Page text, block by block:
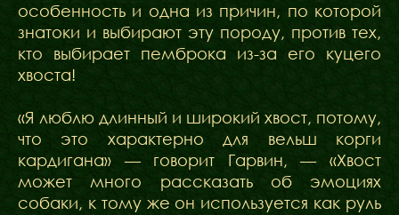
особенность и одна из причин, по которой
знатоки и выбирают эту породу, против тех,
кто выбирает пемброка из-за его куцего
хвоста!
«Я люблю длинный и широкий хвост, потому,
что это характерно для вельш корги
кардигана» — говорит Гарвин, — «Хвост
может много рассказать об эмоциях
собаки, к тому же он используется как руль